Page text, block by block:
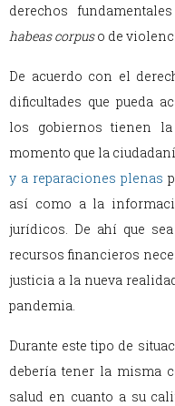
derechos
habeas corpuso de
De acuerdo con el
dificultades que pueda
los gobiernos tienen
momento que la
y a reparaciones plenas
así como a la
jurídicos. De ahí que
recursos financieros
justicia a la nueva
pandemia.
Durante este tipo de
debería tener la misma
salud en cuanto a su